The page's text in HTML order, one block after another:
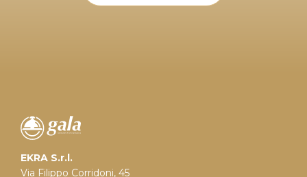
EKRA S.r.l.
Via Filippo Corridoni, 45